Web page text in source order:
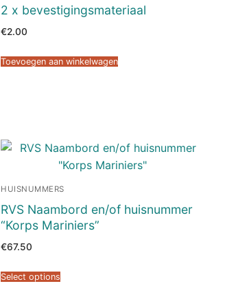
2 x bevestigingsmateriaal
€2.00
Toevoegen aan winkelwagen
HUISNUMMERS
RVS Naambord en/of huisnummer
“Korps Mariniers”
€67.50
Select options